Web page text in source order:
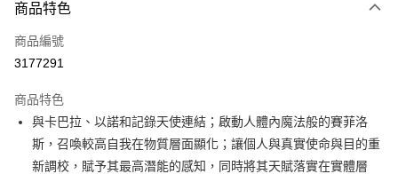
信用卡一次付款
超商取貨付款
Apple Pay
街口支付
商品特色
商品編號
3177291
商品特色
與卡巴拉、以諾和記錄天使連結；啟動人體內魔法般的賽菲洛
斯，召喚較高自我在物質層面顯化；讓個人與真實使命與目的重
新調校，賦予其最高潛能的感知，同時將其天賦落實在實體層